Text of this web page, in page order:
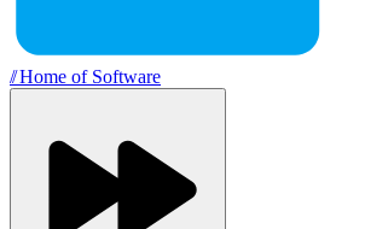
//Home of Software